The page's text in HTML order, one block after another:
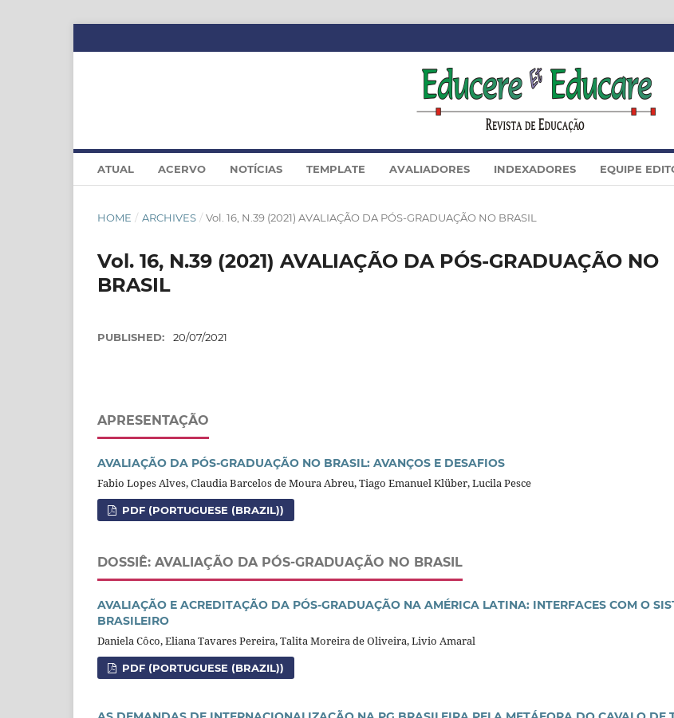
ATUAL ACERVO NOTÍCIAS TEMPLATE AVALIADORES INDEXADORES EQUIPE
HOME / ARCHIVES / Vol. 16, N.39 (2021) AVALIAÇÃO DA PÓS-GRADUAÇÃO NO BRASIL
Vol. 16, N.39 (2021) AVALIAÇÃO DA PÓS-GRADUAÇÃO NO
BRASIL
PUBLISHED: 20/07/2021
APRESENTAÇÃO
AVALIAÇÃO DA PÓS-GRADUAÇÃO NO BRASIL: AVANÇOS E DESAFIOS
Fabio Lopes Alves, Claudia Barcelos de Moura Abreu, Tiago Emanuel Klüber, Lucila Pesce
PDF (PORTUGUESE (BRAZIL))
DOSSIÊ: AVALIAÇÃO DA PÓS-GRADUAÇÃO NO BRASIL
AVALIAÇÃO E ACREDITAÇÃO DA PÓS-GRADUAÇÃO NA AMÉRICA LATINA: INTERFACES COM O
BRASILEIRO
Daniela Côco, Eliana Tavares Pereira, Talita Moreira de Oliveira, Livio Amaral
PDF (PORTUGUESE (BRAZIL))